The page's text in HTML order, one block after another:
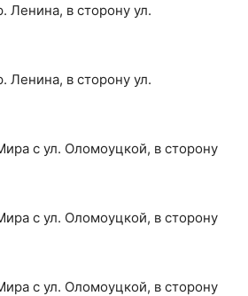
в сторону ул.
в сторону ул.
с ул. Оломоуцкой, в сторону
с ул. Оломоуцкой, в сторону
с ул. Оломоуцкой, в сторону